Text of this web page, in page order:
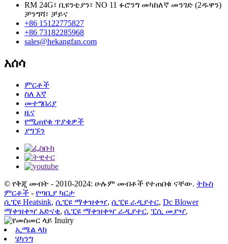
RM 24G፣ ቢዩንቲያን፣ NO 11 ፉሮንግ መካከለኛ መንገድ (2ዱዋን)
ቻንግሻ፣ ቻይና
+86 15122775827
+86 73182285968
sales@hekangfan.com
አሰሳ
ምርቶች
ስለ እኛ
መተግበሪያ
ዜና
የሚጠየቁ ጥያቄዎች
ያግኙን
© የቅጂ መብት - 2010-2024: ሁሉም መብቶች የተጠበቁ ናቸው. ትኩስ
ምርቶች - የጣቢያ ካርታ
ሲፒዩ Heatsink, ሲፒዩ ማቀዝቀዣ, ሲፒዩ ራዲያተር, Dc Blower
ማቀዝቀዣ አድናቂ, ሲፒዩ ማቀዝቀዣ ራዲያተር, ፒሲ መያዣ,
ኢሜል ላክ
ሄካንግ